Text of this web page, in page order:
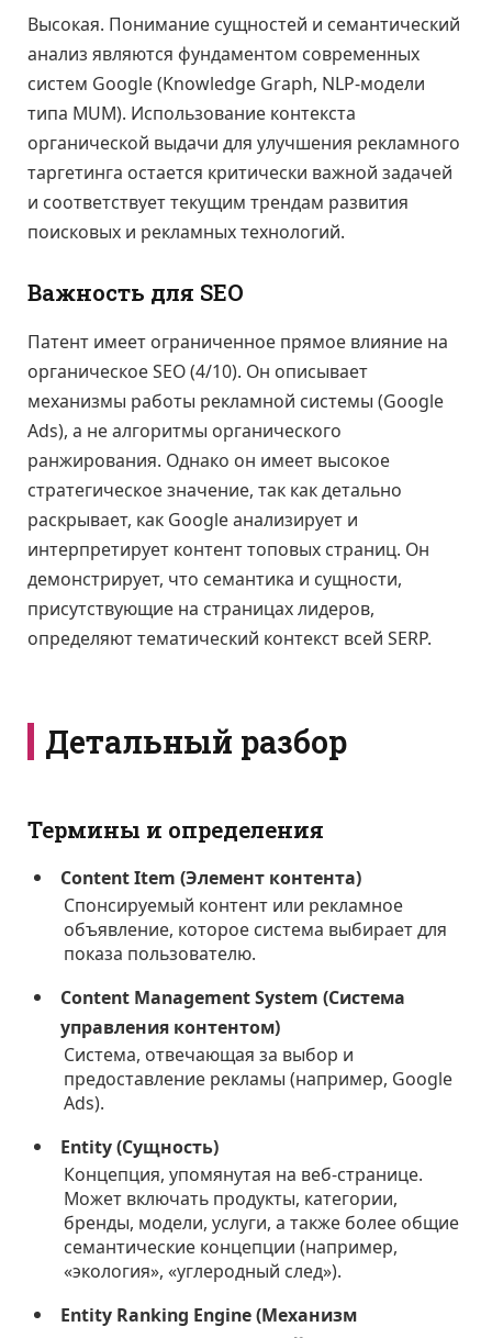
Высокая. Понимание сущностей и семантический
анализ являются фундаментом современных
систем Google (Knowledge Graph, NLP-модели
типа MUM). Использование контекста
органической выдачи для улучшения рекламного
таргетинга остается критически важной задачей
и соответствует текущим трендам развития
поисковых и рекламных технологий.
Важность для SEO
Патент имеет ограниченное прямое влияние на
органическое SEO (4/10). Он описывает
механизмы работы рекламной системы (Google
Ads), а не алгоритмы органического
ранжирования. Однако он имеет высокое
стратегическое значение, так как детально
раскрывает, как Google анализирует и
интерпретирует контент топовых страниц. Он
демонстрирует, что семантика и сущности,
присутствующие на страницах лидеров,
определяют тематический контекст всей SERP.
Детальный разбор
Термины и определения
Content Item (Элемент контента)
Спонсируемый контент или рекламное
объявление, которое система выбирает для
показа пользователю.
Content Management System (Система
управления контентом)
Система, отвечающая за выбор и
предоставление рекламы (например, Google
Ads).
Entity (Сущность)
Концепция, упомянутая на веб-странице.
Может включать продукты, категории,
бренды, модели, услуги, а также более общие
семантические концепции (например,
«экология», «углеродный след»).
Entity Ranking Engine (Механизм